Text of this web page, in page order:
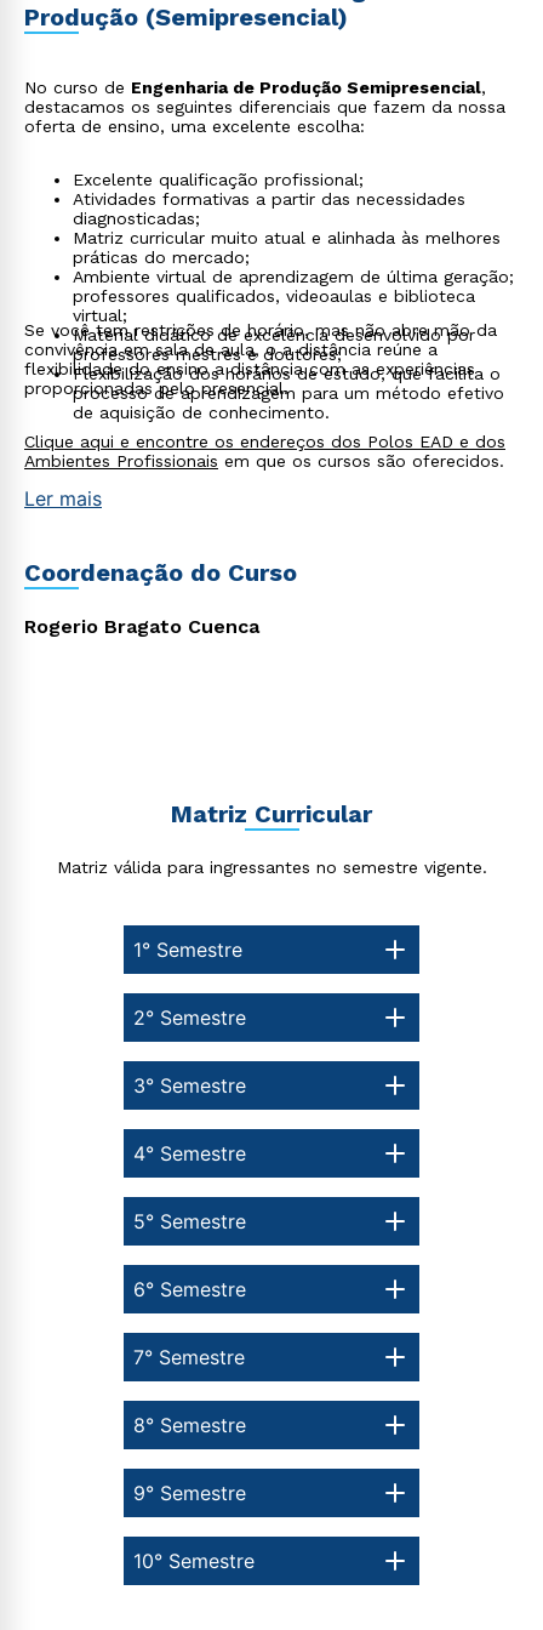
Produção (Semipresencial)
No curso de Engenharia de Produção Semipresencial,
destacamos os seguintes diferenciais que fazem da nossa
oferta de ensino, uma excelente escolha:
Excelente qualificação profissional;
Atividades formativas a partir das necessidades
diagnosticadas;
Matriz curricular muito atual e alinhada às melhores
práticas do mercado;
Ambiente virtual de aprendizagem de última geração;
professores qualificados, videoaulas e biblioteca
virtual;
Material didático de excelência desenvolvido por
professores mestres e doutores;
Flexibilização dos horários de estudo, que facilita o
processo de aprendizagem para um método efetivo
de aquisição de conhecimento.
Se você tem restrições de horário, mas não abre mão da
convivência em sala de aula, o a distância reúne a
flexibilidade do ensino a distância com as experiências
proporcionadas pelo presencial.
Clique aqui e encontre os endereços dos Polos EAD e dos
Ambientes Profissionais em que os cursos são oferecidos.
Ler mais
Coordenação do Curso
Rogerio Bragato Cuenca
Matriz Curricular
Matriz válida para ingressantes no semestre vigente.
1° Semestre
10° Semestre
9° Semestre
8° Semestre
7° Semestre
6° Semestre
5° Semestre
4° Semestre
3° Semestre
2° Semestre
Rápido e fácil
WhatsApp
ou
autorizo que meus dados sejam utilizados para o
envio de conteúdos da Cruzeiro do Sul.